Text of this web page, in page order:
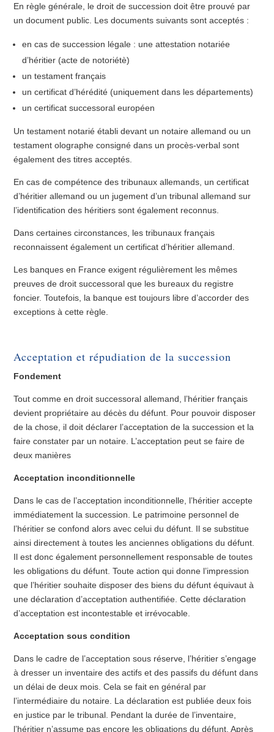
En règle générale, le droit de succession doit être prouvé par
un document public. Les documents suivants sont acceptés :
en cas de succession légale : une attestation notariée
d’héritier (acte de notoriétè)
un testament français
un certificat d’hérédité (uniquement dans les départements)
un certificat successoral européen
Un testament notarié établi devant un notaire allemand ou un
testament olographe consigné dans un procès-verbal sont
également des titres acceptés.
En cas de compétence des tribunaux allemands, un certificat
d’héritier allemand ou un jugement d’un tribunal allemand sur
l’identification des héritiers sont également reconnus.
Dans certaines circonstances, les tribunaux français
reconnaissent également un certificat d’héritier allemand.
Les banques en France exigent régulièrement les mêmes
preuves de droit successoral que les bureaux du registre
foncier. Toutefois, la banque est toujours libre d’accorder des
exceptions à cette règle.
Acceptation et répudiation de la succession
Fondement
Tout comme en droit successoral allemand, l’héritier français
devient propriétaire au décès du défunt. Pour pouvoir disposer
de la chose, il doit déclarer l’acceptation de la succession et la
faire constater par un notaire. L’acceptation peut se faire de
deux manières
Acceptation inconditionnelle
Dans le cas de l’acceptation inconditionnelle, l’héritier accepte
immédiatement la succession. Le patrimoine personnel de
l’héritier se confond alors avec celui du défunt. Il se substitue
ainsi directement à toutes les anciennes obligations du défunt.
Il est donc également personnellement responsable de toutes
les obligations du défunt. Toute action qui donne l’impression
que l’héritier souhaite disposer des biens du défunt équivaut à
une déclaration d’acceptation authentifiée. Cette déclaration
d’acceptation est incontestable et irrévocable.
Acceptation sous condition
Dans le cadre de l’acceptation sous réserve, l’héritier s’engage
à dresser un inventaire des actifs et des passifs du défunt dans
un délai de deux mois. Cela se fait en général par
l’intermédiaire du notaire. La déclaration est publiée deux fois
en justice par le tribunal. Pendant la durée de l’inventaire,
l’héritier n’assume pas encore les obligations du défunt. Après